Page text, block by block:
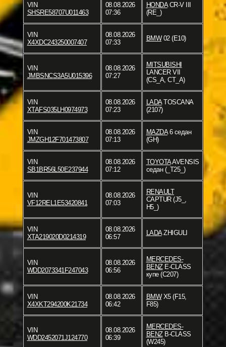
VIN
SHSRE58707U011463
08.08.2026
07:36
HONDACR-V III
(RE_)
VIN
X4XDC243250007407
08.08.2026
07:33
BMW02 (E10)
VIN
JMBSNCS3A5U015396
08.08.2026
07:27
MITSUBISHI
LANCER VII
(CS_A, CT_A)
VIN
XTAFS035LH0974973
08.08.2026
07:23
LADATOSCANA
(2107)
VIN
JMZGH12F701473807
08.08.2026
07:13
MAZDA6 седан
(GH)
VIN
SB1BR56L50E237944
08.08.2026
07:12
TOYOTAAVENSIS
седан (_T25_)
VIN
VF12REL1E53420841
08.08.2026
07:03
RENAULT
CAPTUR (J5_,
H5_)
VIN
XTA219020D0214319
08.08.2026
06:57
LADAZHIGULI
VIN
WDD2073341F247043
08.08.2026
06:56
MERCEDES-
BENZE-CLASS
купе (C207)
VIN
X4XKT294200K21734
08.08.2026
06:42
BMWX5 (F15,
F85)
VIN
WDD2452071J124770
08.08.2026
06:39
MERCEDES-
BENZB-CLASS
(W245)